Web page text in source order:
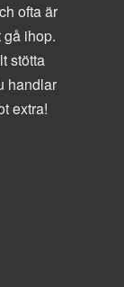
ofta är
gå ihop.
stötta
handlar
extra!